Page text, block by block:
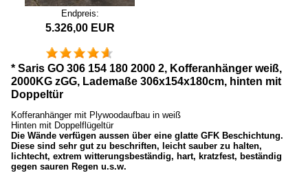
Endpreis:
5.326,00 EUR
* Saris GO 306 154 180 2000 2, Kofferanhänger weiß,
2000KG zGG, Lademaße 306x154x180cm, hinten mit
Doppeltür
Kofferanhänger mit Plywoodaufbau in weiß
Hinten mit Doppelflügeltür
Die Wände verfügen aussen über eine glatte GFK Beschichtung.
Diese sind sehr gut zu beschriften, leicht sauber zu halten,
lichtecht, extrem witterungsbeständig, hart, kratzfest, beständig
gegen sauren Regen u.s.w.